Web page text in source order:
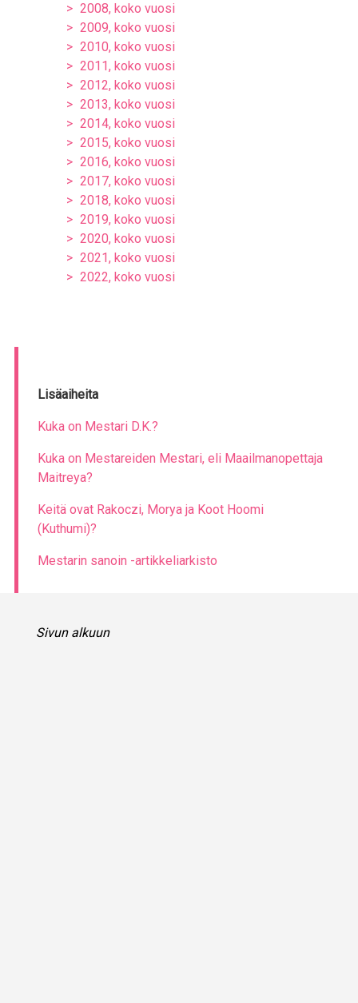
2008, koko vuosi
2009, koko vuosi
2010, koko vuosi
2011, koko vuosi
2012, koko vuosi
2013, koko vuosi
2014, koko vuosi
2015, koko vuosi
2016, koko vuosi
2017, koko vuosi
2018, koko vuosi
2019, koko vuosi
2020, koko vuosi
2021, koko vuosi
2022, koko vuosi
Lisäaiheita
Kuka on Mestari D.K.?
Kuka on Mestareiden Mestari, eli Maailmanopettaja
Maitreya?
Keitä ovat Rakoczi, Morya ja Koot Hoomi
(Kuthumi)?
Mestarin sanoin -artikkeliarkisto
Sivun alkuun